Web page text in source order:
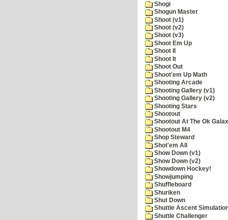
Shogi
Shogun Master
Shoot (v1)
Shoot (v2)
Shoot (v3)
Shoot Em Up
Shoot II
Shoot It
Shoot Out
Shoot'em Up Math
Shooting Arcade
Shooting Gallery (v1)
Shooting Gallery (v2)
Shooting Stars
Shootout
Shootout At The Ok
Shootout M4
Shop Steward
Shot'em All
Show Down (v1)
Show Down (v2)
Showdown Hockey!
Showjumping
Shuffleboard
Shuriken
Shut Down
Shuttle Ascent
Shuttle Challenger